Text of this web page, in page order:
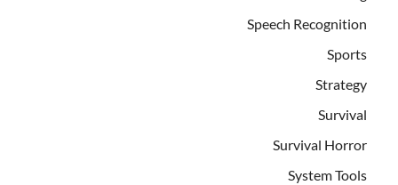
Speech Recognition
Sports
Strategy
Survival
Survival Horror
System Tools